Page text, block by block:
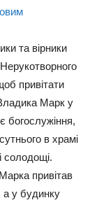
та вірники
привітати
Марк у
богослужіння,
в храмі
солодощі.
привітав
а у будинку